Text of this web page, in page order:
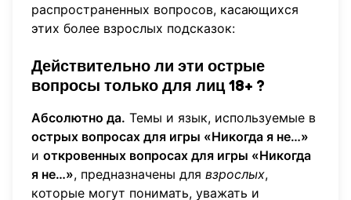
распространенных вопросов, касающихся
этих более взрослых подсказок:
Действительно ли эти острые
вопросы только для лиц 18+ ?
Абсолютно да. Темы и язык, используемые в
острых вопросах для игры «Никогда я не…»
и откровенных вопросах для игры «Никогда
я не…», предназначены для взрослых,
которые могут понимать, уважать и